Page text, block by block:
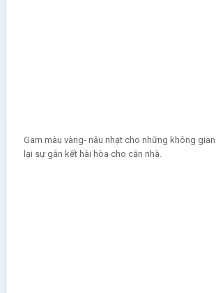
Gam màu vàng- nâu nhạt cho những không
lại sự gắn kết hài hòa cho căn nhà.